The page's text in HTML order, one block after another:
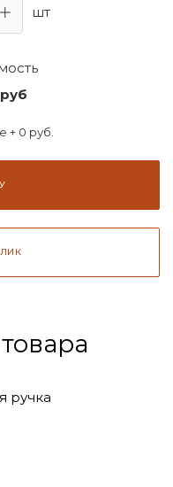
шт
руб
+ 0 руб.
ручка